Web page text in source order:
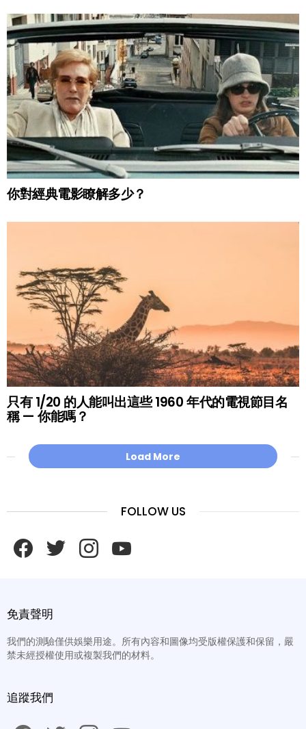
你對經典電影瞭解多少？
只有 1/20 的人能叫出這些 1960 年代的電視節目名
稱 — 你能嗎？
Load More
FOLLOW US
免責聲明
我們的測驗僅供娛樂用途。所有內容和圖像均受版權保護和保留，嚴
禁未經授權使用或複製我們的材料。
追蹤我們